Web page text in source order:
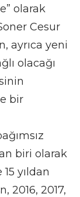
olarak
Cesur
ayrıca yeni
olacağı
bir
biri olarak
yıldan
2016, 2017,